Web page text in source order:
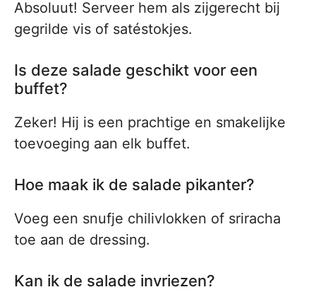
Absoluut! Serveer hem als zijgerecht bij
gegrilde vis of satéstokjes.
Is deze salade geschikt voor een
buffet?
Zeker! Hij is een prachtige en smakelijke
toevoeging aan elk buffet.
Hoe maak ik de salade pikanter?
Voeg een snufje chilivlokken of sriracha
toe aan de dressing.
Kan ik de salade invriezen?